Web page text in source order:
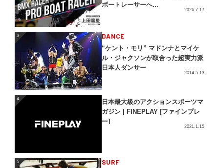
ボートレーサーへ...
2026.7.17
3 DANCE
“ケント・モリ” マドンナとマイケ
ル・ジャクソンが取合った超実力派
日本人ダンサー
2014.5.13
4
日本最大級のアクションスポーツマ
ガジン | FINEPLAY [ファインプレ
ー]
2021.1.15
5 SURF